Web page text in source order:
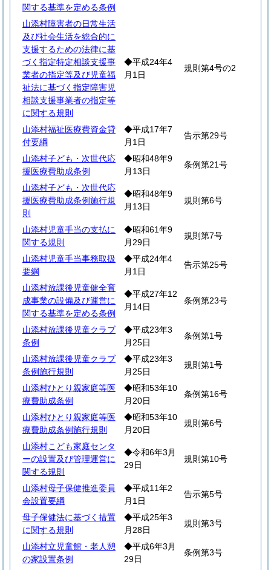
関する基準を定める条例
山添村障害者の日常生活
及び社会生活を総合的に
支援するための法律に基
づく指定特定相談支援事
業者の指定等及び児童福
祉法に基づく指定障害児
相談支援事業者の指定等
に関する規則
◆平成24年4
月1日
規則第4号の2
山添村福祉医療費資金貸
付要綱
◆平成17年7
月1日
告示第29号
山添村子ども・次世代応
援医療費助成条例
◆昭和48年9
月13日
条例第21号
山添村子ども・次世代応
援医療費助成条例施行規
則
◆昭和48年9
月13日
規則第6号
山添村児童手当の支払に
関する規則
◆昭和61年9
月29日
規則第7号
山添村児童手当事務取扱
要綱
◆平成24年4
月1日
告示第25号
山添村放課後児童健全育
成事業の設備及び運営に
関する基準を定める条例
◆平成27年12
月14日
条例第23号
山添村放課後児童クラブ
条例
◆平成23年3
月25日
条例第1号
山添村放課後児童クラブ
条例施行規則
◆平成23年3
月25日
規則第1号
山添村ひとり親家庭等医
療費助成条例
◆昭和53年10
月20日
条例第16号
山添村ひとり親家庭等医
療費助成条例施行規則
◆昭和53年10
月20日
規則第6号
山添村こども家庭センタ
ーの設置及び管理運営に
関する規則
◆令和6年3月
29日
規則第10号
山添村母子保健推進委員
会設置要綱
◆平成11年2
月1日
告示第5号
母子保健法に基づく措置
に関する規則
◆平成25年3
月28日
規則第3号
山添村立児童館・老人憩
の家設置条例
◆平成6年3月
29日
条例第3号